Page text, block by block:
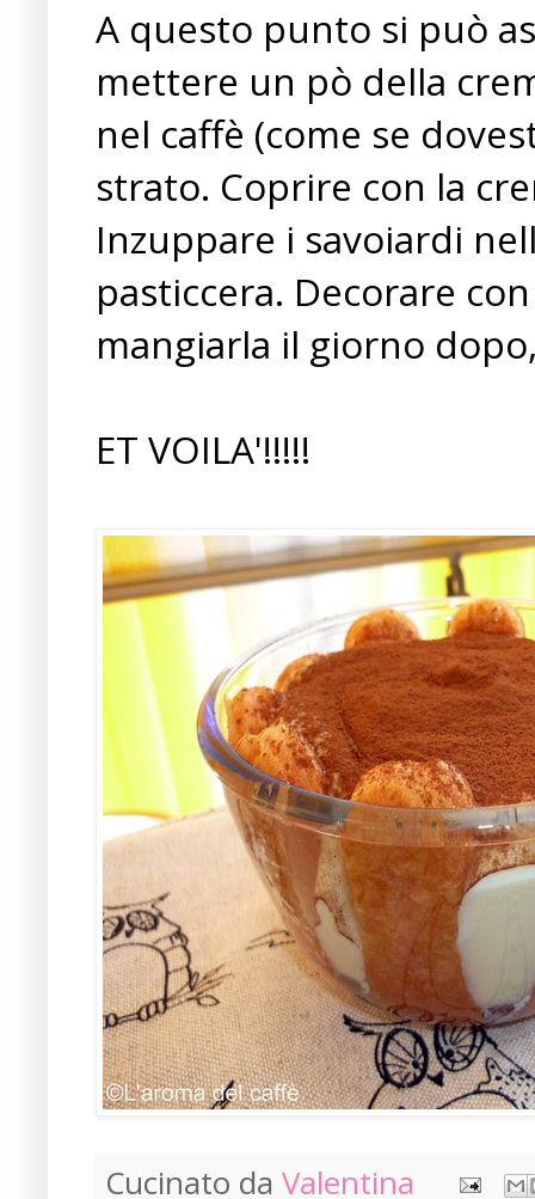
A questo punto si può
mettere un pò della
nel caffè (come se
strato. Coprire con la
Inzuppare i savoiardi
pasticcera. Decorare
mangiarla il giorno
ET VOILA'!!!!!
Cucinato da Valentina